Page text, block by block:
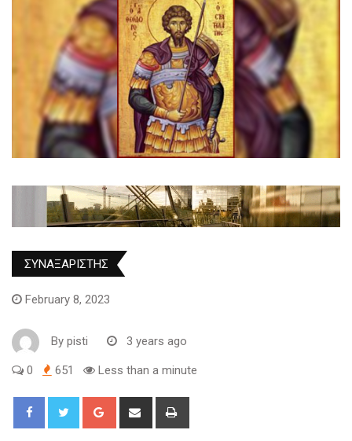
ΣΥΝΑΞΑΡΙΣΤΗΣ
February 8, 2023
By pisti 3 years ago
0 651 Less than a minute